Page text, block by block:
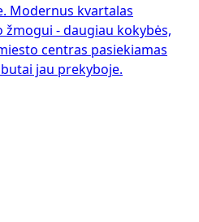
Modernus kvartalas
- daugiau kokybės,
centras pasiekiamas
jau prekyboje.